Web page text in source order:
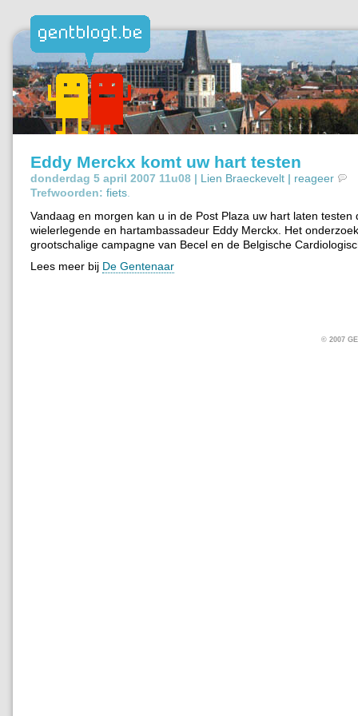
Eddy Merckx komt uw hart testen
donderdag 5 april 2007 11u08 | Lien Braeckevelt | reageer
Trefwoorden: fiets
Vandaag en morgen kan u in de Post Plaza uw hart laten testen
wielerlegende en hartambassadeur Eddy Merckx. Het
grootschalige campagne van Becel en de Belgische
Lees meer bij De Gentenaar
© 2007